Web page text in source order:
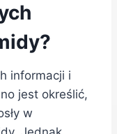
informacji i
jest określić,
w